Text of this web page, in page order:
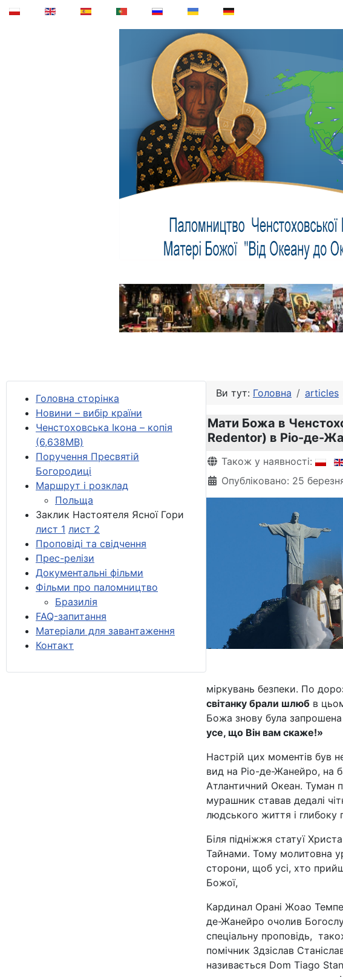
Головна сторінка
Новини – вибір країни
Ченстоховська Ікона – копія
(6,638MB)
Поручення Пресвятій
Богородиці
Маршрут і розклад
Польща
Заклик Настоятеля Ясної Гори
лист 1 лист 2
Проповіді та свідчення
Прес-релізи
Документальні фільми
Фільми про паломництво
Бразилія
FAQ-запитання
Матеріали для завантаження
Контакт
Ви тут: Головна articles
Мати Божа в
Redentor) в Ріо-де-
Деталі
Також у наявності:
Опубліковано: 25
міркувань безпеки. По
світанку брали шлюб в
Божа знову була запрошена
усе, що Він вам скаже!»
Настрій цих моментів був
вид на Ріо-де-Жанейро, на
Атлантичний Океан. Туман
мурашник ставав дедалі
людського життя і глибоку
Біля підніжжя статуї
Тайнами. Тому молитовна
сторони, щоб усі, хто
Божої,
Кардинал Орані Жоао
де-Жанейро очолив
спеціальну проповідь,
помічник Здзіслав
називається Dom Tiago